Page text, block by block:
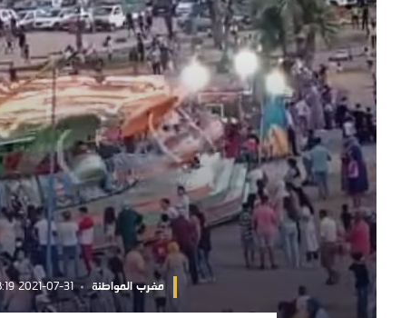
مغرب المواطنة 2021-07-31 11:28:19